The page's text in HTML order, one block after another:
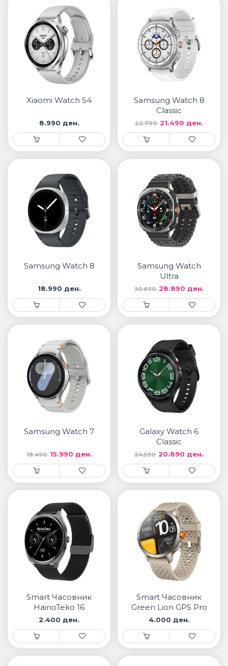
Xiaomi Watch S4
8.990 ден.
Samsung Watch 8
Classic
22.790 21.490 ден.
Samsung Watch 8
18.990 ден.
Samsung Watch
Ultra
30.690 28.890 ден.
Samsung Watch 7
18.490 15.990 ден.
Galaxy Watch 6
Classic
24.590 20.890 ден.
Smart Часовник
HainoTeko 16
2.400 ден.
Smart Часовник
Green Lion GPS Pro
4.000 ден.